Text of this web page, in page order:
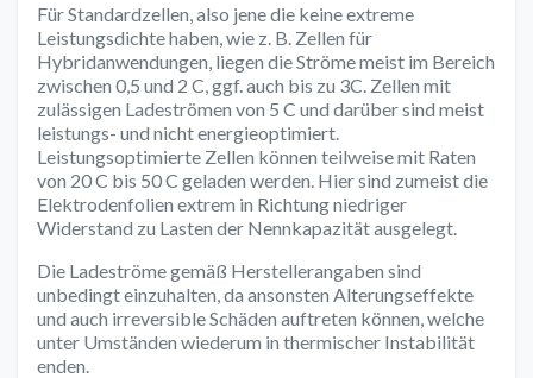
Für Standardzellen, also jene die keine extreme
Leistungsdichte haben, wie z. B. Zellen für
Hybridanwendungen, liegen die Ströme meist im Bereich
zwischen 0,5 und 2 C, ggf. auch bis zu 3C. Zellen mit
zulässigen Ladeströmen von 5 C und darüber sind meist
leistungs- und nicht energieoptimiert.
Leistungsoptimierte Zellen können teilweise mit Raten
von 20 C bis 50 C geladen werden. Hier sind zumeist die
Elektrodenfolien extrem in Richtung niedriger
Widerstand zu Lasten der Nennkapazität ausgelegt.
Die Ladeströme gemäß Herstellerangaben sind
unbedingt einzuhalten, da ansonsten Alterungseffekte
und auch irreversible Schäden auftreten können, welche
unter Umständen wiederum in thermischer Instabilität
enden.